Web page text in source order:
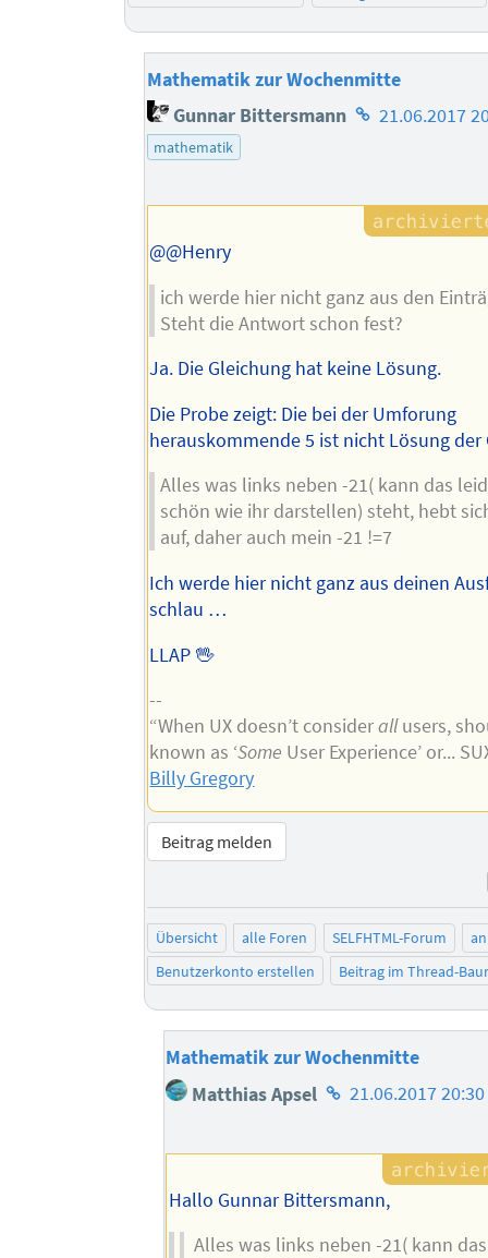
Mathematik zur Wochenmitte
Gunnar Bittersmann Homepage
21.06.2017
mathematik
@@Henry
ich werde hier nicht ganz aus den
Steht die Antwort schon fest?
Ja. Die Gleichung hat keine Lösung.
Die Probe zeigt: Die bei der Umforung
herauskommende 5 ist nicht Lösung der
Alles was links neben -21( kann das
schön wie ihr darstellen) steht, hebt
auf, daher auch mein -21 !=7
Ich werde hier nicht ganz aus deinen
schlau …
LLAP 🖖
--
“When UX doesn’t considerallusers,
known as ‘Some User Experience’ or...
Billy Gregory
Beitrag melden
Übersicht alle Foren SELFHTML-Forum
Benutzerkonto erstellen
Beitrag im Thread-
Mathematik zur Wochenmitte
Matthias Apsel Homepage
Autors
21.06.2017 20:30
Hallo Gunnar Bittersmann,
Alles was links neben -21( kann